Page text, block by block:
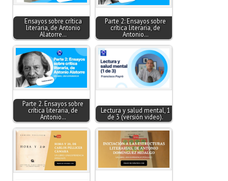
Ensayos sobre crítica
literaria, de Antonio
Alatorre…
Parte 2: Ensayos sobre
crítica literaria, de
Antonio…
Parte 2. Ensayos sobre
crítica literaria, de
Antonio…
Lectura y salud mental, 1
de 3 (versión video).